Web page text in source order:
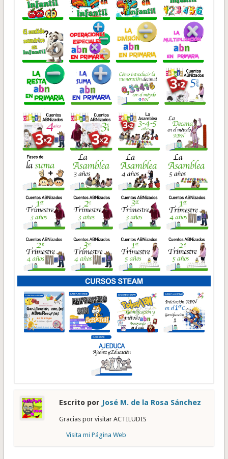
Escrito por José M. de la Rosa Sánchez
Gracias por visitar ACTILUDIS
Visita mi Página Web